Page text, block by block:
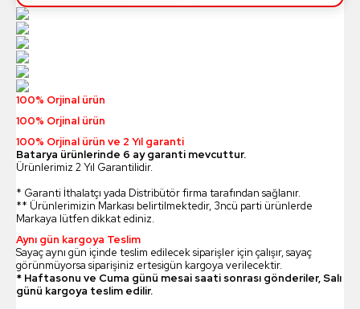
100% Orjinal ürün
100% Orjinal ürün
100% Orjinal ürün ve 2 Yıl garanti
Batarya ürünlerinde 6 ay garanti mevcuttur.
Ürünlerimiz 2 Yıl Garantilidir.
* Garanti İthalatçı yada Distribütör firma tarafından sağlanır.
** Ürünlerimizin Markası belirtilmektedir, 3ncü parti ürünlerde
Markaya lütfen dikkat ediniz.
Aynı gün kargoya Teslim
Sayaç aynı gün içinde teslim edilecek siparişler için çalışır, sayaç
görünmüyorsa siparişiniz ertesigün kargoya verilecektir.
* Haftasonu ve Cuma günü mesai saati sonrası gönderiler, Salı
günü kargoya teslim edilir.